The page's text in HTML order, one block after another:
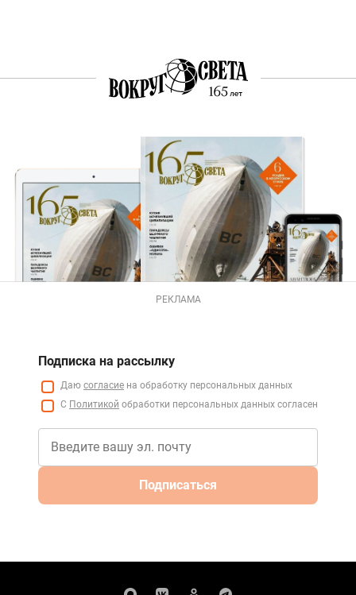
РЕКЛАМА
Подписка на рассылку
Даю согласие на обработку персональных данных
С Политикой обработки персональных данных согласен
Подписаться